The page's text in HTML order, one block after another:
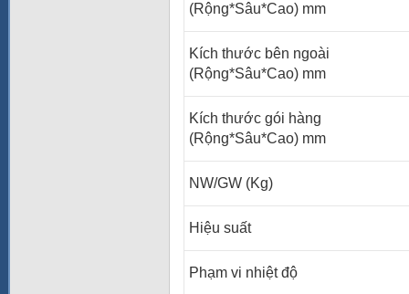
(Rộng*Sâu*Cao) mm
Kích thước bên ngoài
(Rộng*Sâu*Cao) mm
Kích thước gói hàng
(Rộng*Sâu*Cao) mm
NW/GW (Kg)
Hiệu suất
Phạm vi nhiệt độ